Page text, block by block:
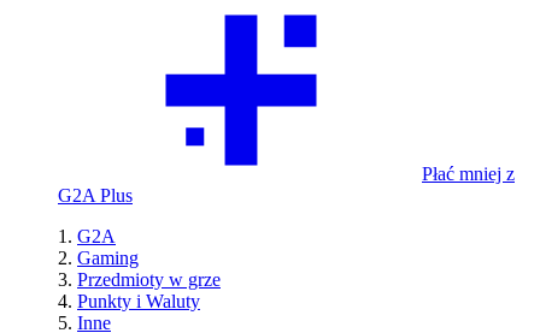
Płać mniej z
G2A Plus
G2A
Gaming
Przedmioty w grze
Punkty i Waluty
Inne